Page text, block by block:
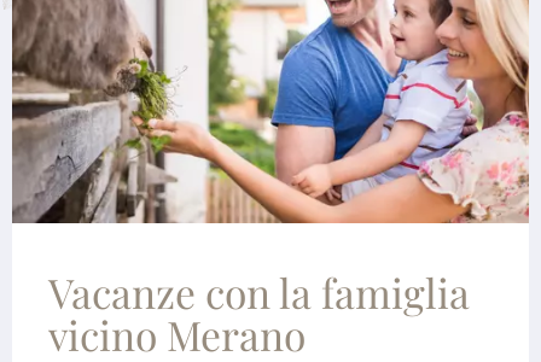
Vacanze con la famiglia
vicino Merano